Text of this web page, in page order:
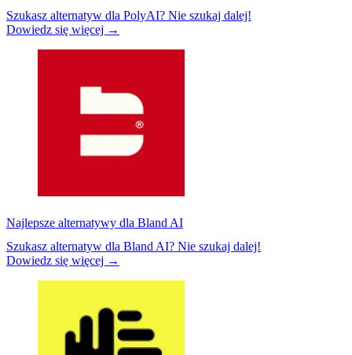
Szukasz alternatyw dla PolyAI? Nie szukaj dalej!
Dowiedz się więcej →
Najlepsze alternatywy dla Bland AI
Szukasz alternatyw dla Bland AI? Nie szukaj dalej!
Dowiedz się więcej →